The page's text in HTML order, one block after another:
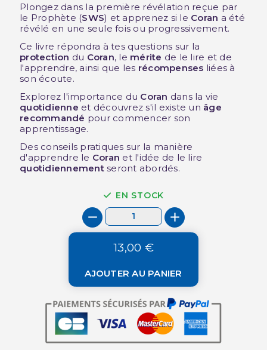
Plongez dans la première révélation reçue par
le Prophète (SWS) et apprenez si le Coran a été
révélé en une seule fois ou progressivement.
Ce livre répondra à tes questions sur la
protection du Coran, le mérite de le lire et de
l'apprendre, ainsi que les récompenses liées à
son écoute.
Explorez l'importance du Coran dans la vie
quotidienne et découvrez s'il existe un âge
recommandé pour commencer son
apprentissage.
Des conseils pratiques sur la manière
d'apprendre le Coran et l'idée de le lire
quotidiennementseront abordés.
EN STOCK
13,00 €
AJOUTER AU PANIER